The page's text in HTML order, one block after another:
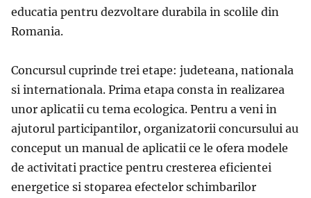
educatia pentru dezvoltare durabila in scolile din
Romania.
Concursul cuprinde trei etape: judeteana, nationala
si internationala. Prima etapa consta in realizarea
unor aplicatii cu tema ecologica. Pentru a veni in
ajutorul participantilor, organizatorii concursului au
conceput un manual de aplicatii ce le ofera modele
de activitati practice pentru cresterea eficientei
energetice si stoparea efectelor schimbarilor